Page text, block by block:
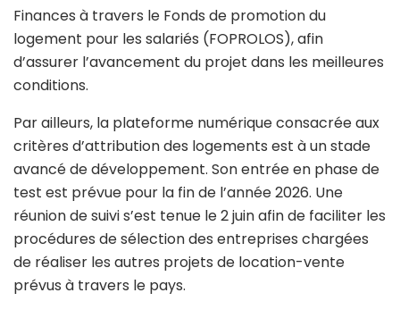
Finances à travers le Fonds de promotion du
logement pour les salariés (FOPROLOS), afin
d’assurer l’avancement du projet dans les meilleures
conditions.
Par ailleurs, la plateforme numérique consacrée aux
critères d’attribution des logements est à un stade
avancé de développement. Son entrée en phase de
test est prévue pour la fin de l’année 2026. Une
réunion de suivi s’est tenue le 2 juin afin de faciliter les
procédures de sélection des entreprises chargées
de réaliser les autres projets de location-vente
prévus à travers le pays.